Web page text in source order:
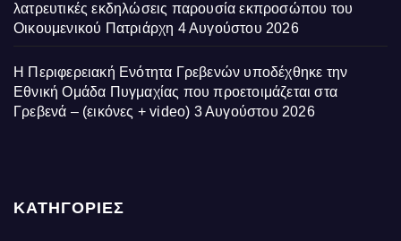
λατρευτικές εκδηλώσεις παρουσία εκπροσώπου του
Οικουμενικού Πατριάρχη 4 Αυγούστου 2026
Η Περιφερειακή Ενότητα Γρεβενών υποδέχθηκε την
Εθνική Ομάδα Πυγμαχίας που προετοιμάζεται στα
Γρεβενά – (εικόνες + video) 3 Αυγούστου 2026
ΚΑΤΗΓΟΡΙΕΣ